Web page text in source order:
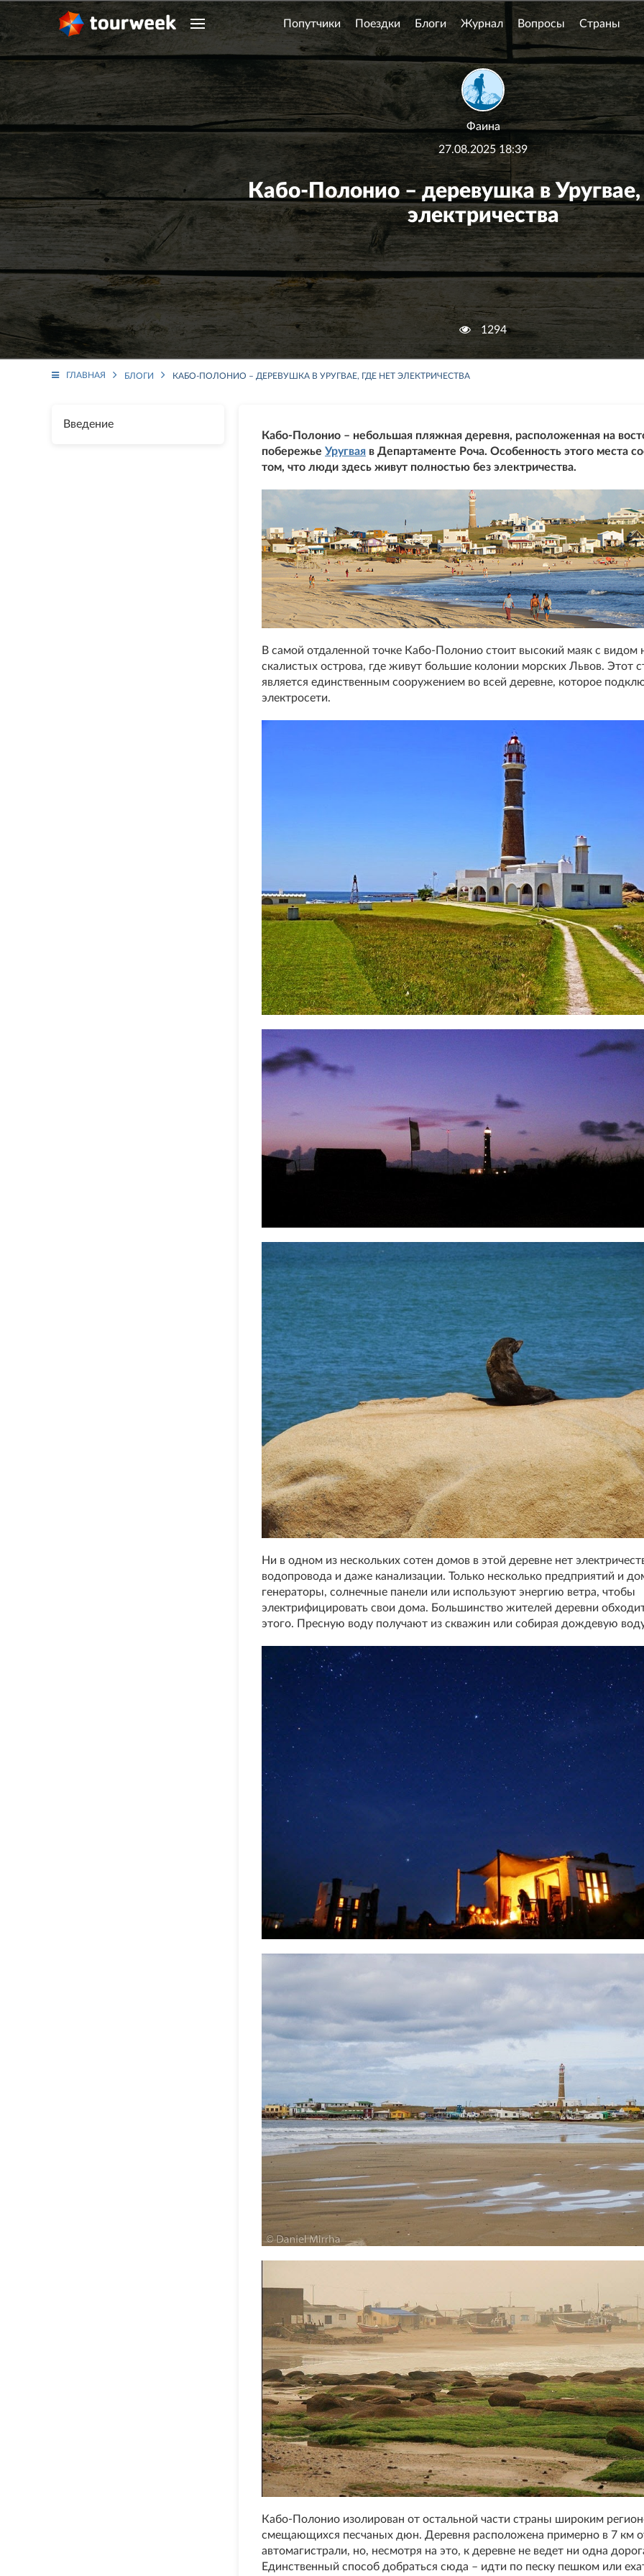
Попутчики Поездки Блоги Журнал Вопросы Страны
Фаина
27.08.2025 18:39
Кабо-Полонио – деревушка в Уругвае,
электричества
1294
ГЛАВНАЯ БЛОГИ КАБО-ПОЛОНИО – ДЕРЕВУШКА В УРУГВАЕ, ГДЕ НЕТ ЭЛЕКТРИЧЕСТВА
Введение
Кабо-Полонио – небольшая пляжная деревня, расположенная на
побережье Уругвая в Департаменте Роча. Особенность этого места
том, что люди здесь живут полностью без электричества.
В самой отдаленной точке Кабо-Полонио стоит высокий маяк с видом
скалистых острова, где живут большие колонии морских Львов. Этот
является единственным сооружением во всей деревне, которое
электросети.
Ни в одном из нескольких сотен домов в этой деревне нет
водопровода и даже канализации. Только несколько предприятий и
генераторы, солнечные панели или используют энергию ветра, чтобы
электрифицировать свои дома. Большинство жителей деревни
этого. Пресную воду получают из скважин или собирая дождевую
Кабо-Полонио изолирован от остальной части страны широким
смещающихся песчаных дюн. Деревня расположена примерно в 7 км
автомагистрали, но, несмотря на это, к деревне не ведет ни одна
Единственный способ добраться сюда – идти по песку пешком или